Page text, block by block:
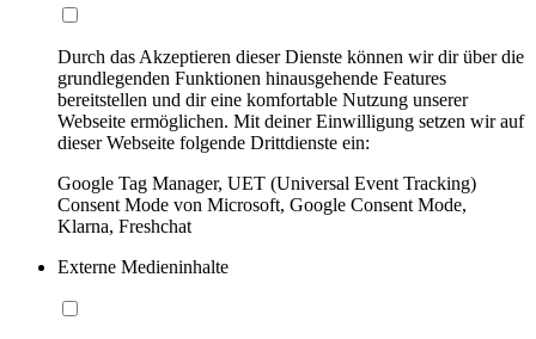
Durch das Akzeptieren dieser Dienste können wir dir über die
grundlegenden Funktionen hinausgehende Features
bereitstellen und dir eine komfortable Nutzung unserer
Webseite ermöglichen. Mit deiner Einwilligung setzen wir auf
dieser Webseite folgende Drittdienste ein:
Google Tag Manager, UET (Universal Event Tracking)
Consent Mode von Microsoft, Google Consent Mode,
Klarna, Freshchat
Externe Medieninhalte